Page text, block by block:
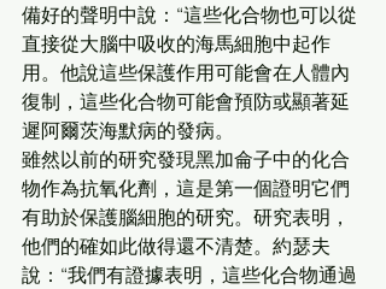
備好的聲明中說：“這些化合物也可以從
直接從大腦中吸收的海馬細胞中起作
用。他說這些保護作用可能會在人體內
復制，這些化合物可能會預防或顯著延
遲阿爾茨海默病的發病。
雖然以前的研究發現黑加侖子中的化合
物作為抗氧化劑，這是第一個證明它們
有助於保護腦細胞的研究。研究表明，
他們的確如此做得還不清楚。約瑟夫
說：“我們有證據表明，這些化合物通過